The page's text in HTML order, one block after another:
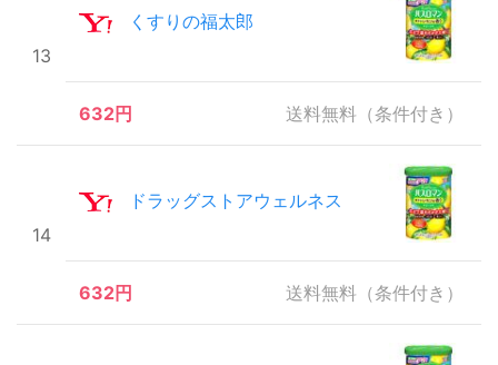
13
くすりの福太郎
632円 送料無料（条件付き）
14
ドラッグストアウェルネス
632円 送料無料（条件付き）